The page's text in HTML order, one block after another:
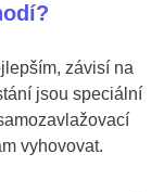
závisí na
jsou speciální
vyhovovat.